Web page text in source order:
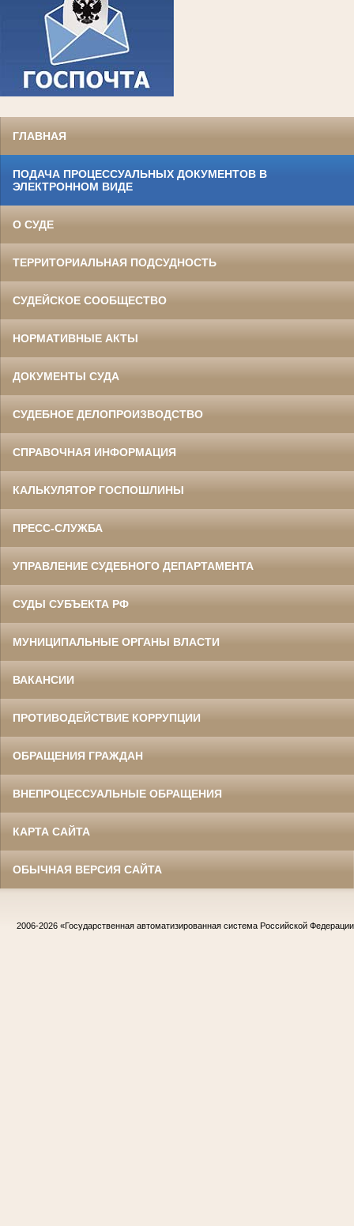
ГЛАВНАЯ
ПОДАЧА ПРОЦЕССУАЛЬНЫХ ДОКУМЕНТОВ В
ЭЛЕКТРОННОМ ВИДЕ
О СУДЕ
ТЕРРИТОРИАЛЬНАЯ ПОДСУДНОСТЬ
СУДЕЙСКОЕ СООБЩЕСТВО
НОРМАТИВНЫЕ АКТЫ
ДОКУМЕНТЫ СУДА
СУДЕБНОЕ ДЕЛОПРОИЗВОДСТВО
СПРАВОЧНАЯ ИНФОРМАЦИЯ
КАЛЬКУЛЯТОР ГОСПОШЛИНЫ
ПРЕСС-СЛУЖБА
УПРАВЛЕНИЕ СУДЕБНОГО ДЕПАРТАМЕНТА
СУДЫ СУБЪЕКТА РФ
МУНИЦИПАЛЬНЫЕ ОРГАНЫ ВЛАСТИ
ВАКАНСИИ
ПРОТИВОДЕЙСТВИЕ КОРРУПЦИИ
ОБРАЩЕНИЯ ГРАЖДАН
ВНЕПРОЦЕССУАЛЬНЫЕ ОБРАЩЕНИЯ
КАРТА САЙТА
ОБЫЧНАЯ ВЕРСИЯ САЙТА
2006-2026 «Государственная автоматизированная система Российской